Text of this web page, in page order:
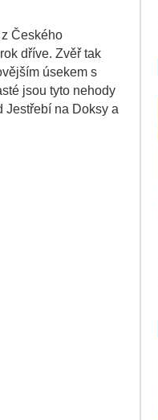
Českého
dříve. Zvěř tak
úsekem s
jsou tyto nehody
Jestřebí na Doksy a